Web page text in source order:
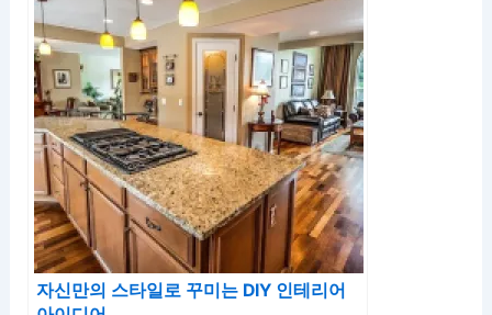
자신만의 스타일로 꾸미는 DIY 인테리어